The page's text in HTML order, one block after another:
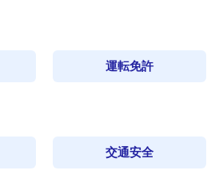
運転免許
交通安全